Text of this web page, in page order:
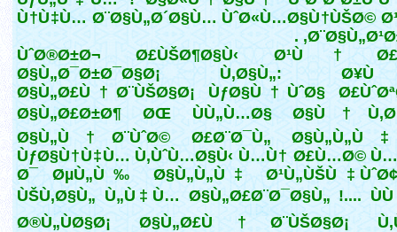
Ù†Ù‡Ù… Ø¨Ø§Ù„Ø´Ø§Ù… ÙˆØ«Ù…Ø§Ù†ÙŠØ©
ÙˆØ®Ø±Ø¬ Ø£ÙŠØ¶Ø§Ù‹ Ø¹Ù†
Ø§Ù„Ø¯Ø±Ø¯Ø§Ø¡ Ù‚Ø§Ù„:
Ø§Ù„Ø£Ù†Ø¨ÙŠØ§Ø¡ ÙƒØ§Ù†ÙˆØ§
Ø§Ù„Ø£Ø±Ø¶ ØŒ ÙÙ„Ù…Ø§
Ø§Ù„Ù†Ø¨ÙˆØ© Ø£Ø¨Ø¯Ù„
ÙƒØ§Ù†Ù‡Ù… Ù‚ÙˆÙ…Ø§Ù‹ Ù…Ù† Ø£Ù…Ø©
Ø¯ ØµÙ„Ù‰ Ø§Ù„Ù„Ù‡ Ø¹Ù„ÙŠÙ‡
ÙŠÙ‚Ø§Ù„ Ù„Ù‡Ù… Ø§Ù„Ø£Ø¨Ø¯Ø§Ù„ !....
Ø®Ù„ÙØ§Ø¡ Ø§Ù„Ø£Ù†Ø¨ÙŠØ§Ø¡